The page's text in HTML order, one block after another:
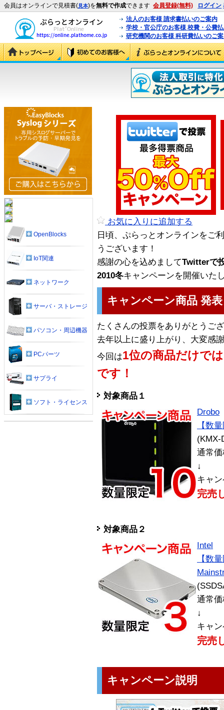
会員はオンラインで見積書(見本)を無料で作成できます 会員登録(無料) ログイン
法人のお客様 請求書払いのご案内
学校・官公庁のお客様 校費・公費
研究機関のお客様 科研費払いのご
お気に入りに追加する
日頃、ぷらっとオンラインをご
うございます！
感謝の心を込めましてTwitterで
2010冬キャンペーンを開催いた
キャンペーン商品 発
たくさんの投票をありがとうご
去年以上に盛り上がり、大変感
今回は1位の商品だけで
です！
対象商品１
Drobo
【数
(KMX-
通常
↓
キャ
完売
対象商品２
Intel
【数
通常
↓
キャ
完売
キャンペーン説明
OpenBlocks
IoT関連
ネットワーク
サーバ・ストレージ
パソコン・周辺機器
PCパーツ
サプライ
ソフト・ライセンス